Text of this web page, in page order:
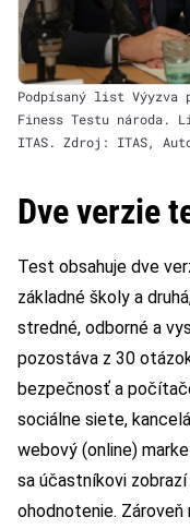
Podpísaný list Výyzva
Finess Testu národa.
ITAS. Zdroj: ITAS,
Dve verzie
Test obsahuje dve
základné školy a
stredné, odborné a
pozostáva z 30
bezpečnosť a
sociálne siete,
webový (online)
sa účastníkovi
ohodnotenie. Zároveň